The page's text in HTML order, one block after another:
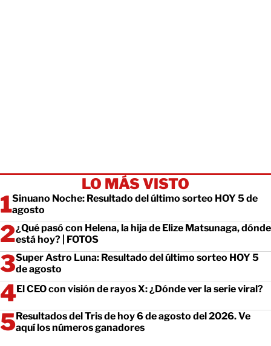
LO MÁS VISTO
Sinuano Noche: Resultado del último sorteo HOY 5 de
agosto
¿Qué pasó con Helena, la hija de Elize Matsunaga, dónde
está hoy? | FOTOS
Super Astro Luna: Resultado del último sorteo HOY 5
de agosto
El CEO con visión de rayos X: ¿Dónde ver la serie viral?
Resultados del Tris de hoy 6 de agosto del 2026. Ve
aquí los números ganadores